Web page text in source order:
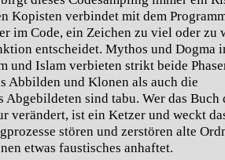
Kopisten verbindet mit dem
im Code, ein Zeichen zu viel oder zu
entscheidet. Mythos und Dogma
und Islam verbieten strikt beide
Abbilden und Klonen als auch die
sind tabu. Wer das Buch
verändert, ist ein Ketzer und weckt
stören und zerstören alte
etwas faustisches anhaftet.